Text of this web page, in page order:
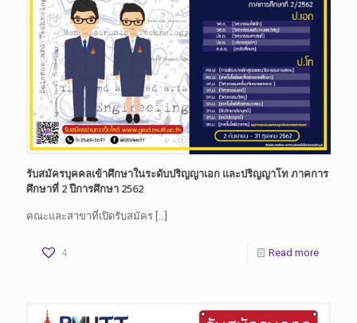
รับสมัครบุคคลเข้าศึกษาในระดับปริญญาเอก และปริญญาโท ภาคการ
ศึกษาที่ 2 ปีการศึกษา 2562
คณะและสาขาที่เปิดรับสมัคร
4 Read more